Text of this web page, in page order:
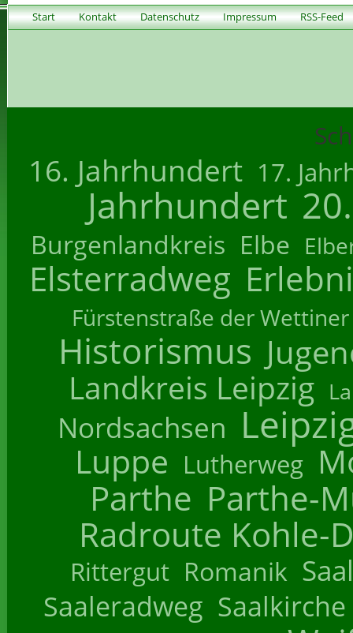
Start Kontakt Datenschutz Impressum RSS-Feed
16. Jahrhundert 17.
Jahrhundert
Burgenlandkreis Elbe
Elsterradweg
Fürstenstraße der Wettiner
Historismus
Landkreis Leipzig
Nordsachsen
Luppe Lutherweg
Parthe Parthe-
Radroute Kohle-
Rittergut Romanik
Saaleradweg Saalkirche